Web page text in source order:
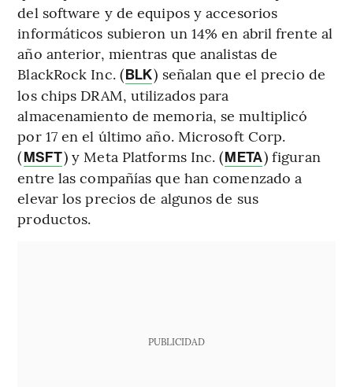
del software y de equipos y accesorios
informáticos subieron un 14% en abril frente al
año anterior, mientras que analistas de
BlackRock Inc. (BLK) señalan que el precio de
los chips DRAM, utilizados para
almacenamiento de memoria, se multiplicó
por 17 en el último año. Microsoft Corp.
(MSFT) y Meta Platforms Inc. (META) figuran
entre las compañías que han comenzado a
elevar los precios de algunos de sus
productos.
PUBLICIDAD